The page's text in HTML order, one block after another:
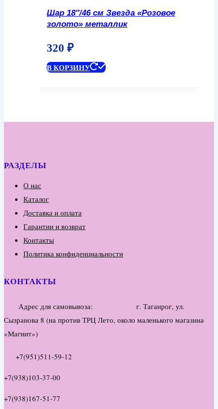
Шар 18″/46 см Звезда «Розовое
золото» металлик
320 ₽
В КОРЗИНУ
РАЗДЕЛЫ
О нас
Каталог
Доставка и оплата
Гарантии и возврат
Контакты
Политика конфиденциальности
КОНТАКТЫ
Адрес для самовывоза: г. Таганрог, ул.
Сызранова 8 (на против ТРЦ Лето, около маленького магазина
«Магнит»)
+7(951)511-59-12
+7(938)103-37-00
+7(938)167-51-77